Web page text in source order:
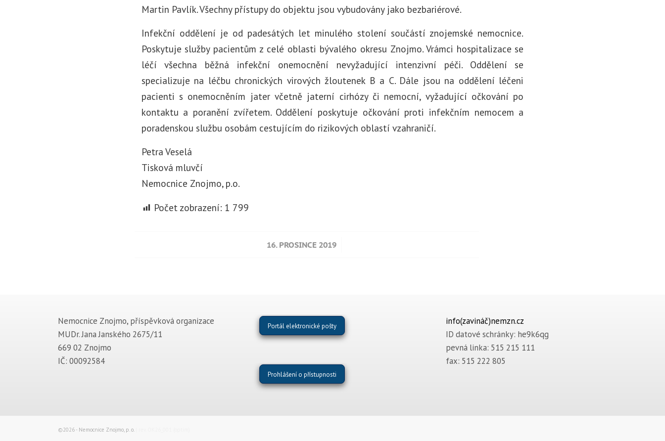
Martin Pavlík. Všechny přístupy do objektu jsou vybudovány jako bezbariérové.
Infekční oddělení je od padesátých let minulého stolení součástí znojemské nemocnice.
Poskytuje služby pacientům z celé oblasti bývalého okresu Znojmo. Vrámci hospitalizace se
léčí všechna běžná infekční onemocnění nevyžadující intenzivní péči. Oddělení se
specializuje na léčbu chronických virových žloutenek B a C. Dále jsou na oddělení léčeni
pacienti s onemocněním jater včetně jaterní cirhózy či nemocní, vyžadující očkování po
kontaktu a poranění zvířetem. Oddělení poskytuje očkování proti infekčním nemocem a
poradenskou službu osobám cestujícím do rizikových oblastí vzahraničí.
Petra Veselá
Tisková mluvčí
Nemocnice Znojmo, p.o.
Počet zobrazení: 1 799
16. PROSINCE 2019
/
Nemocnice Znojmo, příspěvková organizace
MUDr. Jana Janského 2675/11
669 02 Znojmo
IČ: 00092584
Portál elektronické pošty
Prohlášení o přístupnosti
info(zavináč)nemzn.cz
ID datové schránky: he9k6qg
pevná linka: 515 215 111
fax: 515 222 805
©2026 - Nemocnice Znojmo, p. o.